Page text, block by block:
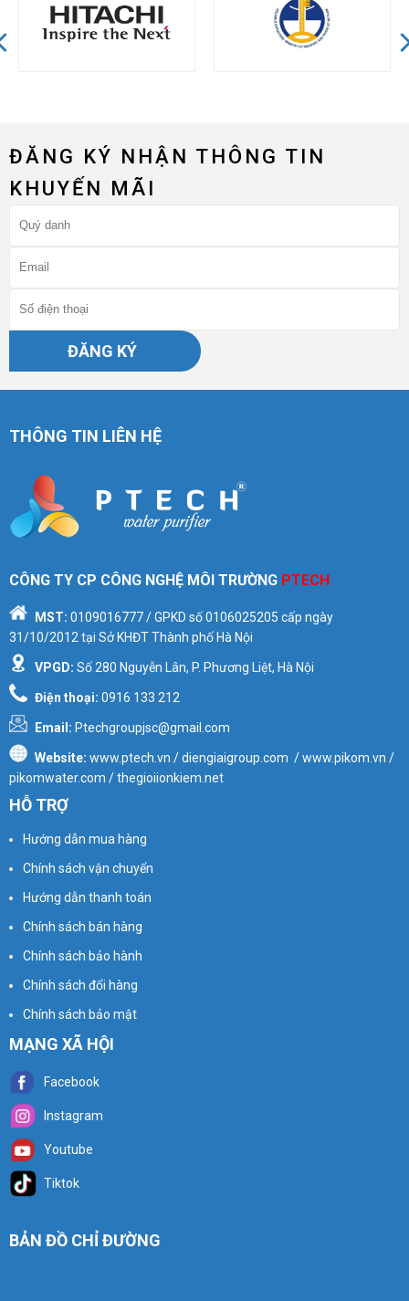
ĐĂNG KÝ NHẬN THÔNG TIN
KHUYẾN MÃI
ĐĂNG KÝ
THÔNG TIN LIÊN HỆ
CÔNG TY CP CÔNG NGHỆ MÔI TRƯỜNG PTECH
MST: 0109016777/ GPKD số0106025205 cấp ngày
31/10/2012 tại Sở KHĐT Thành phố Hà Nội
VPGD: Số 280 Nguyễn Lân, P. Phương Liệt, Hà Nội
Điện thoại: 0916 133 212
Email: Ptechgroupjsc@gmail.com
Website: www.ptech.vn / diengiaigroup.com / www.pikom.vn /
pikomwater.com / thegioiionkiem.net
HỖ TRỢ
Hướng dẫn mua hàng
Chính sách vận chuyển
Hướng dẫn thanh toán
Chính sách bán hàng
Chính sách bảo hành
Chính sách đổi hàng
Chính sách bảo mật
MẠNG XÃ HỘI
Facebook
Instagram
Youtube
Tiktok
BẢN ĐỒ CHỈ ĐƯỜNG